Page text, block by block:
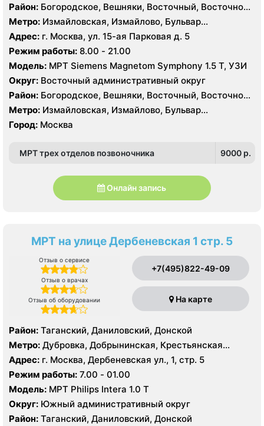
Район: Богородское, Вешняки, Восточный, Восточное
Измайлово, Гольяново, Ивановское, Измайлово,
Косино-Ухтомский, Метрогородок, Новогиреево,
Новокосино, Перово, Преображенское, Северное
Измайлово, Соколиная Гора
Метро: Измайловская, Измайлово, Бульвар
Рокоссовского, Новогиреево, Новокосино,
Партизанская, Первомайская, Перово, Щелковская
Адрес: г. Москва, ул. 15-ая Парковая д. 5
Режим работы: 8.00 - 21.00
Модель: МРТ Siemens Magnetom Symphony 1.5 Т, УЗИ
Округ: Восточный административный округ
Район: Богородское, Вешняки, Восточный, Восточное
Измайлово, Гольяново, Ивановское, Измайлово,
Косино-Ухтомский, Метрогородок, Новогиреево,
Новокосино, Перово, Преображенское, Северное
Метро: Измайловская, Измайлово, Бульвар
Рокоссовского, Новогиреево, Новокосино,
Партизанская, Первомайская, Перово, Щелковская
Город: Москва
МРТ трех отделов позвоночника 9000 p.
Онлайн запись
МРТ на улице Дербеневская 1 стр. 5
Отзыв о сервисе
Отзыв о врачах
Отзыв об оборудовании
+7(495)822-49-09
На карте
Район: Таганский, Даниловский, Донской
Метро: Дубровка, Добрынинская, Крестьянская
застава, Новокузнецкая, Октябрьская, Павелецкая,
Полянка, Пролетарская, Серпуховская,
Третьяковская, Тульская
Адрес: г. Москва, Дербеневская ул., 1, стр. 5
Режим работы: 7.00 - 01.00
Модель: МРТ Philips Intera 1.0 Т
Округ: Южный административный округ
Район: Таганский, Даниловский, Донской